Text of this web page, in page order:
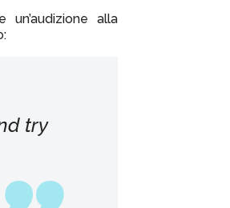
un’audizione alla
try